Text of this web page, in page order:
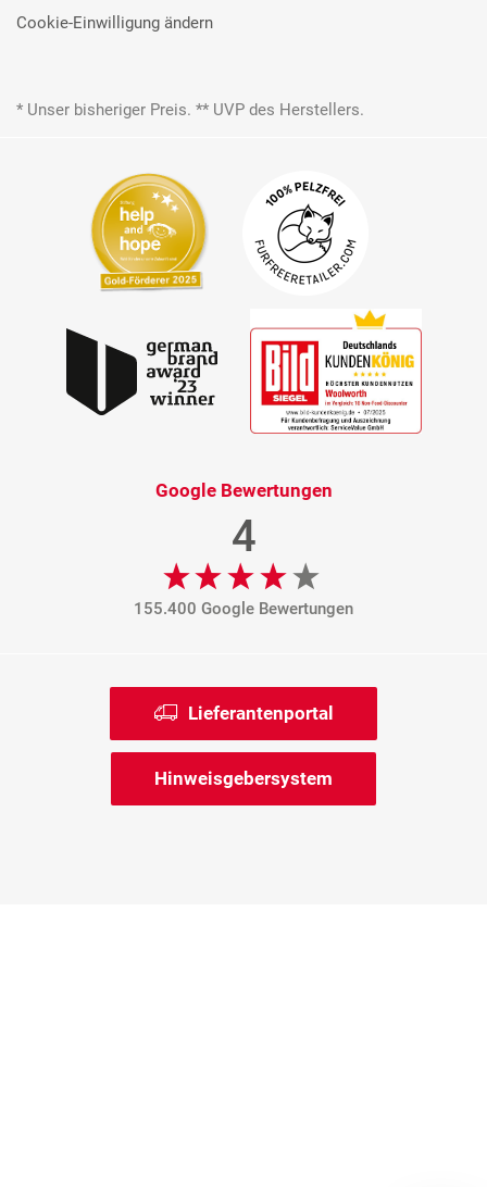
Cookie-Einwilligung ändern
* Unser bisheriger Preis. ** UVP des Herstellers.
Google Bewertungen
4
155.400 Google Bewertungen
Lieferantenportal
Hinweisgebersystem